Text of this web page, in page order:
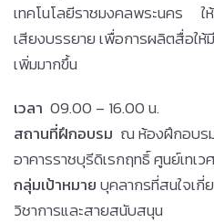
เทคโนโลยีราชมงคลพระนคร ใ
เสียงบรรยาย เพื่อการผลิตสื่อให้
เพิ่มมากขึ้น
เวลา 09.00 – 16.00 น.
สถานที่ฝึกอบรม ณ ห้องฝึกอบร
อาคารราชบุรีดิเรกฤทธิ์ศูนย์เทเว
กลุ่มเป้าหมายบุคลากรที่สนใจเ
วิชาการและสายสนับสนุน